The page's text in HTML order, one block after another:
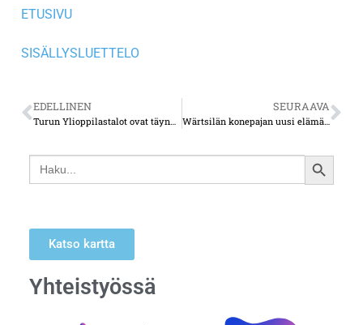
ETUSIVU
SISÄLLYSLUETTELO
EDELLINEN
Turun Ylioppilastalot ovat täynnä mukavia muistoja – paljon nostalgisia yksityiskohtia on yhä jäljellä
SEURAAVA
Wärtsilän konepajan uusi elämä – Telakkarannan teollisuushalli muuttui tyylikkäiksi asunnoiksi
Search
for:
SEARCH
Katso kartta
Yhteistyössä